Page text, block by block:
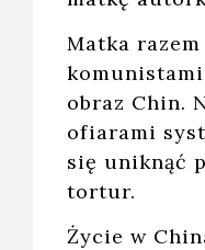
Matka
obraz Chin.
ofiarami
się uniknąć
tortur.
Życie w